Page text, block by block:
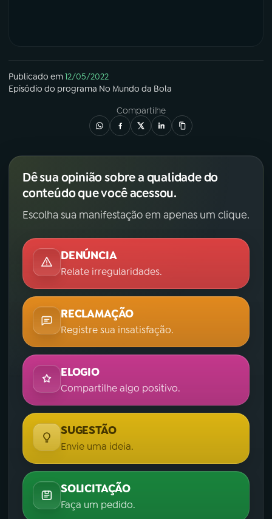
Publicado em12/05/2022
Episódio do programa No Mundo da Bola
Compartilhe
Dê sua opinião sobre a qualidade do
conteúdo que você acessou.
Escolha sua manifestação em apenas um clique.
DENÚNCIA
Relate irregularidades.
RECLAMAÇÃO
Registre sua insatisfação.
ELOGIO
Compartilhe algo positivo.
SUGESTÃO
Envie uma ideia.
SOLICITAÇÃO
Faça um pedido.